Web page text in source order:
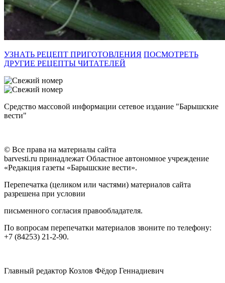
УЗНАТЬ РЕЦЕПТ ПРИГОТОВЛЕНИЯ ПОСМОТРЕТЬ
ДРУГИЕ РЕЦЕПТЫ ЧИТАТЕЛЕЙ
Средство массовой информации сетевое издание "Барышские
вести"
© Все права на материалы сайта
barvesti.ru принадлежат Областное автономное учреждение
«Редакция газеты «Барышские вести».
Перепечатка (целиком или частями) материалов сайта
разрешена при условии
письменного согласия правообладателя.
По вопросам перепечатки материалов звоните по телефону:
+7 (84253) 21-2-90.
Главный редактор Козлов Фёдор Геннадиевич